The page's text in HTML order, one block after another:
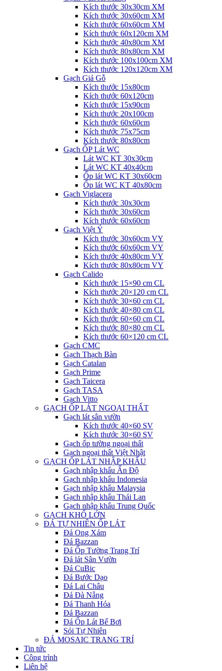
Kích thước 30x30cm XM
Kích thước 30x60cm XM
Kích thước 60x60cm XM
Kích thước 60x120cm XM
Kích thước 40x80cm XM
Kích thước 80x80cm XM
Kích thước 100x100cm XM
Kích thước 120x120cm XM
Gạch Giả Gỗ
Kích thước 15x80cm
Kích thước 60x120cm
Kích thước 15x90cm
Kích thước 20x100cm
Kích thước 60x60cm
Kích thước 75x75cm
Kích thước 80x80cm
Gạch ỐP Lát WC
Lát WC KT 30x30cm
Lát WC KT 40x40cm
Ốp lát WC KT 30x60cm
Ốp lát WC KT 40x80cm
Gạch Viglacera
Kích thước 30x30cm
Kích thước 30x60cm
Kích thước 60x60cm
Gạch Việt Ý
Kích thước 30x60cm VY
Kích thước 60x60cm VY
Kích thước 40x80cm VY
Kích thước 80x80cm VY
Gạch Calido
Kích thước 15×90 cm CL
Kích thước 20×120 cm CL
Kích thước 30×60 cm CL
Kích thước 40×80 cm CL
Kích thước 60×60 cm CL
Kích thước 80×80 cm CL
Kích thước 60×120 cm CL
Gạch CMC
Gạch Thạch Bàn
Gạch Catalan
Gạch Prime
Gạch Taicera
Gạch TASA
Gạch Vitto
GẠCH ỐP LÁT NGOẠI THẤT
Gạch lát sân vườn
Kích thước 40×60 SV
Kích thước 30×60 SV
Gạch ốp tường ngoại thất
Gạch ngoại thất Việt Nhật
GẠCH ỐP LÁT NHẬP KHẨU
Gạch nhập khẩu Ấn Độ
Gạch nhập khẩu Indonesia
Gạch nhập khẩu Malaysia
Gạch nhập khẩu Thái Lan
Gạch nhập khẩu Trung Quốc
GẠCH KHỔ LỚN
ĐÁ TỰ NHIÊN ỐP LÁT
Đá Ong Xám
Đá Bazzan
Đá Ốp Tường Trang Trí
Đá lát Sân Vườn
Đá CuBic
Đá Bước Dạo
Đá Lai Châu
Đá Đà Nẵng
Đá Thanh Hóa
Đá Bazzan
Đá Ốp Lát Bể Bơi
Sỏi Tự Nhiên
ĐÁ MOSAIC TRANG TRÍ
Tin tức
Công trình
Liên hệ